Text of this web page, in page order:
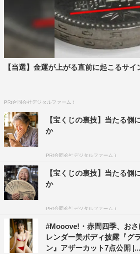
【当選】金運が上がる直前に起こるサイ
PR(合同会社デジタルファーム )
【宝くじの裏技】当たる側
か
PR(合同会社デジタルファーム )
【宝くじの裏技】当たる側
か
PR(合同会社デジタルファーム )
#Mooove!・赤間四季、お
レンダー美ボディ披露『グ
ン』アザーカット7点公開 |...